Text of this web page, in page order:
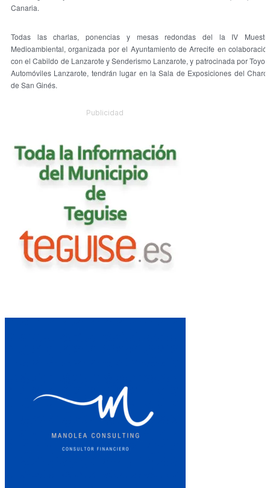
Canaria.
Todas las charlas, ponencias y mesas redondas del la IV
Medioambiental, organizada por el Ayuntamiento de Arrecife en
con el Cabildo de Lanzarote y Senderismo Lanzarote, y patrocinada por
Automóviles Lanzarote, tendrán lugar en la Sala de Exposiciones del
de San Ginés.
Publicidad